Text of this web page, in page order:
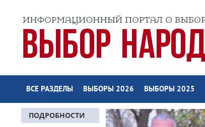
ВСЕ РАЗДЕЛЫ ВЫБОРЫ 2026 ВЫБОРЫ 2025
ПОДРОБНОСТИ